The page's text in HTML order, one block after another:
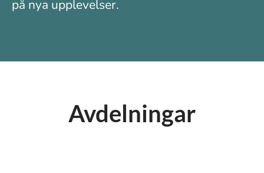
på nya upplevelser.
Avdelningar